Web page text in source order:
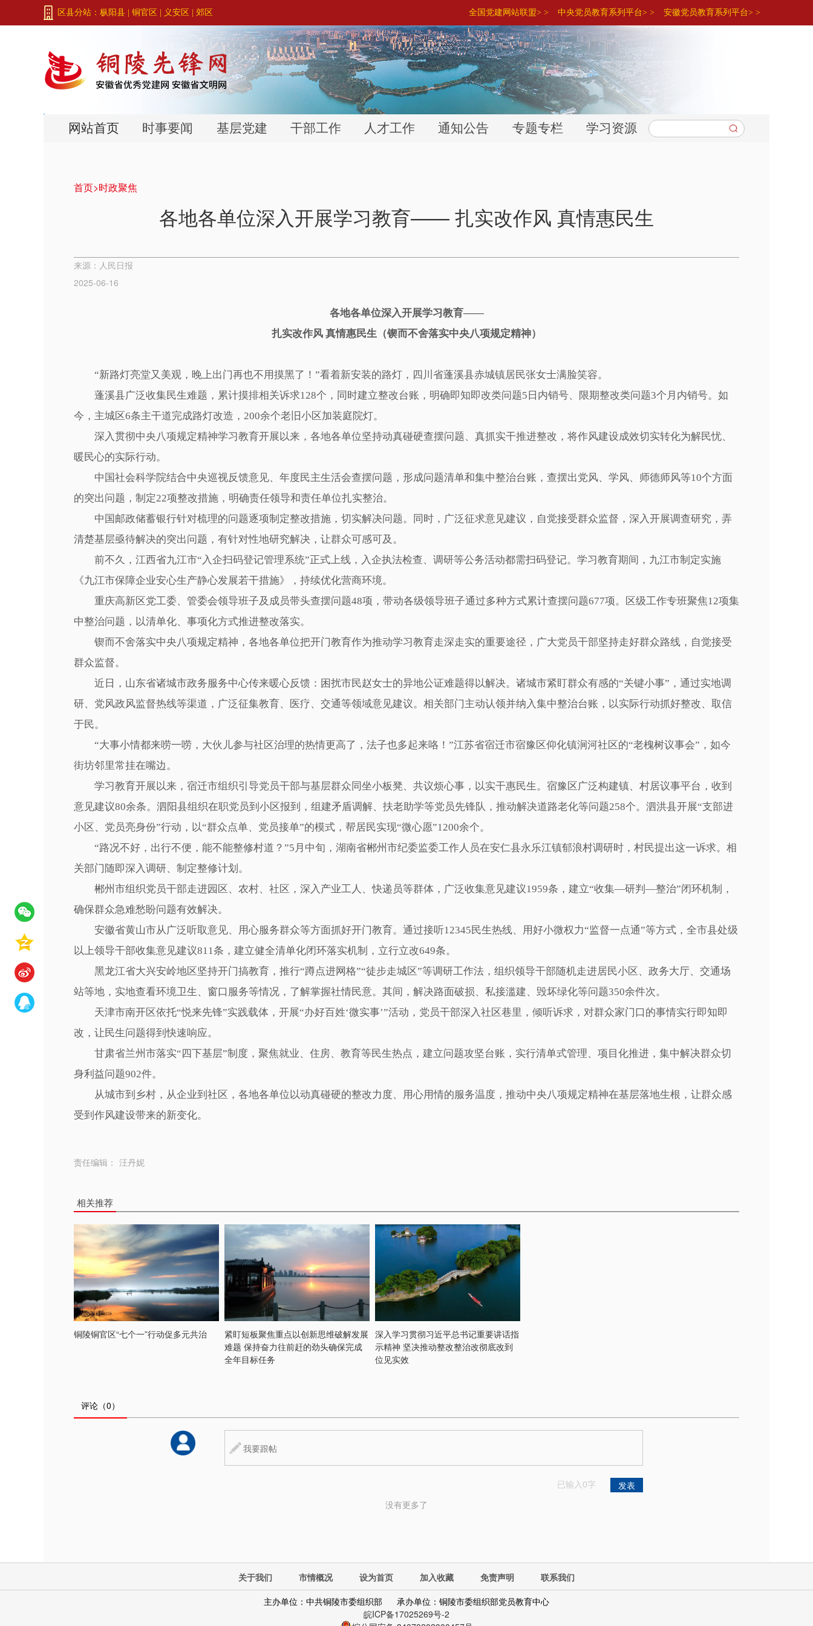
区县分站： 枞阳县 铜官区 义安区 郊区 全国党建网站联盟> > 中央党员教育系列平台> > 安徽党员教育系列平台> >
网站首页 时事要闻 基层党建 干部工作 人才工作 通知公告 专题专栏 学习资源
首页>时政聚焦
各地各单位深入开展学习教育—— 扎实改作风 真情惠民生
来源：人民日报
2025-06-16
各地各单位深入开展学习教育——
扎实改作风 真情惠民生（锲而不舍落实中央八项规定精神）
“新路灯亮堂又美观，晚上出门再也不用摸黑了！”看着新安装的路灯，四川省蓬溪县赤城镇居民张女士满脸笑容。
蓬溪县广泛收集民生难题，累计摸排相关诉求128个，同时建立整改台账，明确即知即改类问题5日内销号、限期整改类问题3个月内销号。如
今，主城区6条主干道完成路灯改造，200余个老旧小区加装庭院灯。
深入贯彻中央八项规定精神学习教育开展以来，各地各单位坚持动真碰硬查摆问题、真抓实干推进整改，将作风建设成效切实转化为解民忧、
暖民心的实际行动。
中国社会科学院结合中央巡视反馈意见、年度民主生活会查摆问题，形成问题清单和集中整治台账，查摆出党风、学风、师德师风等10个方面
的突出问题，制定22项整改措施，明确责任领导和责任单位扎实整治。
中国邮政储蓄银行针对梳理的问题逐项制定整改措施，切实解决问题。同时，广泛征求意见建议，自觉接受群众监督，深入开展调查研究，弄
清楚基层亟待解决的突出问题，有针对性地研究解决，让群众可感可及。
前不久，江西省九江市“入企扫码登记管理系统”正式上线，入企执法检查、调研等公务活动都需扫码登记。学习教育期间，九江市制定实施
《九江市保障企业安心生产静心发展若干措施》，持续优化营商环境。
重庆高新区党工委、管委会领导班子及成员带头查摆问题48项，带动各级领导班子通过多种方式累计查摆问题677项。区级工作专班聚焦12项集
中整治问题，以清单化、事项化方式推进整改落实。
锲而不舍落实中央八项规定精神，各地各单位把开门教育作为推动学习教育走深走实的重要途径，广大党员干部坚持走好群众路线，自觉接受
群众监督。
近日，山东省诸城市政务服务中心传来暖心反馈：困扰市民赵女士的异地公证难题得以解决。诸城市紧盯群众有感的“关键小事”，通过实地调
研、党风政风监督热线等渠道，广泛征集教育、医疗、交通等领域意见建议。相关部门主动认领并纳入集中整治台账，以实际行动抓好整改、取信
于民。
“大事小情都来唠一唠，大伙儿参与社区治理的热情更高了，法子也多起来咯！”江苏省宿迁市宿豫区仰化镇涧河社区的“老槐树议事会”，如今
街坊邻里常挂在嘴边。
学习教育开展以来，宿迁市组织引导党员干部与基层群众同坐小板凳、共议烦心事，以实干惠民生。宿豫区广泛构建镇、村居议事平台，收到
意见建议80余条。泗阳县组织在职党员到小区报到，组建矛盾调解、扶老助学等党员先锋队，推动解决道路老化等问题258个。泗洪县开展“支部进
小区、党员亮身份”行动，以“群众点单、党员接单”的模式，帮居民实现“微心愿”1200余个。
“路况不好，出行不便，能不能整修村道？”5月中旬，湖南省郴州市纪委监委工作人员在安仁县永乐江镇郁浪村调研时，村民提出这一诉求。相
关部门随即深入调研、制定整修计划。
郴州市组织党员干部走进园区、农村、社区，深入产业工人、快递员等群体，广泛收集意见建议1959条，建立“收集—研判—整治”闭环机制，
确保群众急难愁盼问题有效解决。
安徽省黄山市从广泛听取意见、用心服务群众等方面抓好开门教育。通过接听12345民生热线、用好小微权力“监督一点通”等方式，全市县处级
以上领导干部收集意见建议811条，建立健全清单化闭环落实机制，立行立改649条。
黑龙江省大兴安岭地区坚持开门搞教育，推行“蹲点进网格”“徒步走城区”等调研工作法，组织领导干部随机走进居民小区、政务大厅、交通场
站等地，实地查看环境卫生、窗口服务等情况，了解掌握社情民意。其间，解决路面破损、私接滥建、毁坏绿化等问题350余件次。
天津市南开区依托“悦来先锋”实践载体，开展“办好百姓‘微实事’”活动，党员干部深入社区巷里，倾听诉求，对群众家门口的事情实行即知即
改，让民生问题得到快速响应。
甘肃省兰州市落实“四下基层”制度，聚焦就业、住房、教育等民生热点，建立问题攻坚台账，实行清单式管理、项目化推进，集中解决群众切
身利益问题902件。
从城市到乡村，从企业到社区，各地各单位以动真碰硬的整改力度、用心用情的服务温度，推动中央八项规定精神在基层落地生根，让群众感
受到作风建设带来的新变化。
责任编辑： 汪丹妮
相关推荐
铜陵铜官区“七个一”行动促多元共治
紧盯短板聚焦重点以创新思维破解发展
难题 保持奋力往前赶的劲头确保完成
全年目标任务
深入学习贯彻习近平总书记重要讲话指
示精神 坚决推动整改整治改彻底改到
位见实效
评论 （0）
已输入 0字
没有更多了
关于我们 市情概况 设为首页 加入收藏 免责声明
联系我们
主办单位：中共铜陵市委组织部
承办单位：铜陵市委组织部党员教育中心
皖ICP备17025269号-2